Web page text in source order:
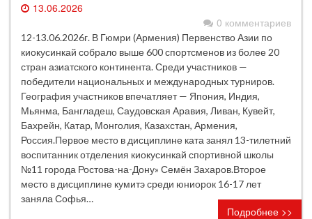
13.06.2026
0 комментариев
12-13.06.2026г. В Гюмри (Армения) Первенство Азии по
киокусинкай собрало выше 600 спортсменов из более 20
стран азиатского континента. Среди участников —
победители национальных и международных турниров.
География участников впечатляет — Япония, Индия,
Мьянма, Бангладеш, Саудовская Аравия, Ливан, Кувейт,
Бахрейн, Катар, Монголия, Казахстан, Армения,
Россия.Первое место в дисциплине ката занял 13-тилетний
воспитанник отделения киокусинкай спортивной школы
№11 города Ростова-на-Дону» Семён Захаров.Второе
место в дисциплине кумитэ среди юниорок 16-17 лет
заняла Софья…
Подробнее >>